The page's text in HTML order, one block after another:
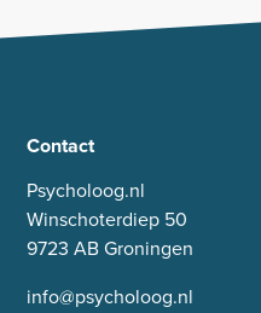
Contact
Psycholoog.nl
Winschoterdiep 50
9723 AB Groningen
info@psycholoog.nl